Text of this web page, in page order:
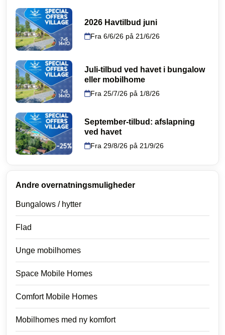
2026 Havtilbud juni
Fra 6/6/26 på 21/6/26
Juli-tilbud ved havet i bungalow
eller mobilhome
Fra 25/7/26 på 1/8/26
September-tilbud: afslapning
ved havet
Fra 29/8/26 på 21/9/26
Andre overnatningsmuligheder
Bungalows / hytter
Flad
Unge mobilhomes
Space Mobile Homes
Comfort Mobile Homes
Mobilhomes med ny komfort